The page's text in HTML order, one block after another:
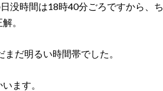
没時間は18時40分ごろですから、ち
。
だ明るい時間帯でした。
ます。